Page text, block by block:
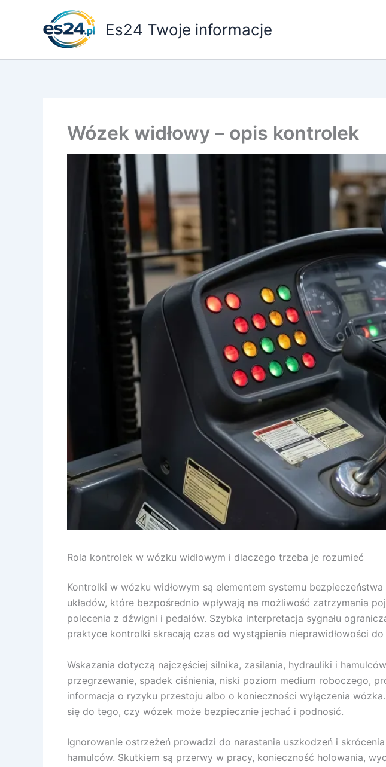
Es24 Twoje informacje
Wózek widłowy – opis kontrolek
Rola kontrolek w wózku widłowym i dlaczego trzeba je rozumieć
Kontrolki w wózku widłowym są elementem systemu
układów, które bezpośrednio wpływają na możliwość zatrzymania
polecenia z dźwigni i pedałów. Szybka interpretacja sygnału
praktyce kontrolki skracają czas od wystąpienia nieprawidłowości do
Wskazania dotyczą najczęściej silnika, zasilania, hydrauliki i
przegrzewanie, spadek ciśnienia, niski poziom medium roboczego,
informacja o ryzyku przestoju albo o konieczności wyłączenia
się do tego, czy wózek może bezpiecznie jechać i podnosić.
Ignorowanie ostrzeżeń prowadzi do narastania uszkodzeń i
hamulców. Skutkiem są przerwy w pracy, konieczność holowania,